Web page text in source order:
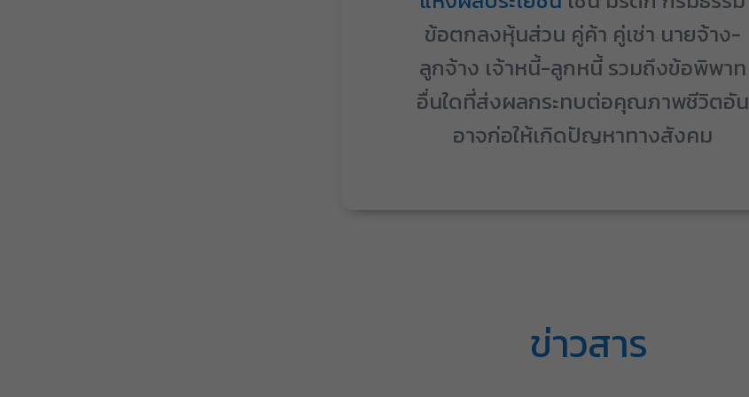
ข้อตกลงหุ้นส่วน คู่ค้า คู่เช่า นายจ้าง-
ลูกจ้าง เจ้าหนี้-ลูกหนี้ รวมถึงข้อพิพาท
อื่นใดที่ส่งผลกระทบต่อคุณภาพชีวิตอัน
อาจก่อให้เกิดปัญหาทางสังคม
ข่าวสาร